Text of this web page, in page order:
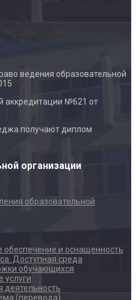
ведения образовательной
аккредитации №621 от
получают диплом
организации
образовательной
обеспечение и оснащенность
Доступная среда
обучающихся
услуги
деятельность
(перевода)